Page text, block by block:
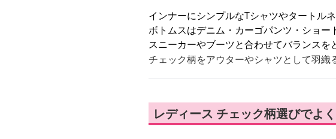
インナーにシンプルなTシャツやタートル
ボトムスはデニム・カーゴパンツ・ショー
スニーカーやブーツと合わせてバランスを
チェック柄をアウターやシャツとして羽織
レディース チェック柄選びでよ